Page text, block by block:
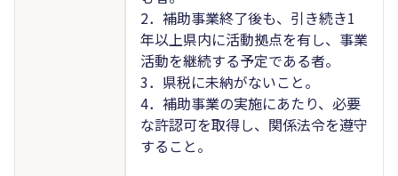
2．補助事業終了後も、引き続き1
年以上県内に活動拠点を有し、事業
活動を継続する予定である者。
3．県税に未納がないこと。
4．補助事業の実施にあたり、必要
な許認可を取得し、関係法令を遵守
すること。